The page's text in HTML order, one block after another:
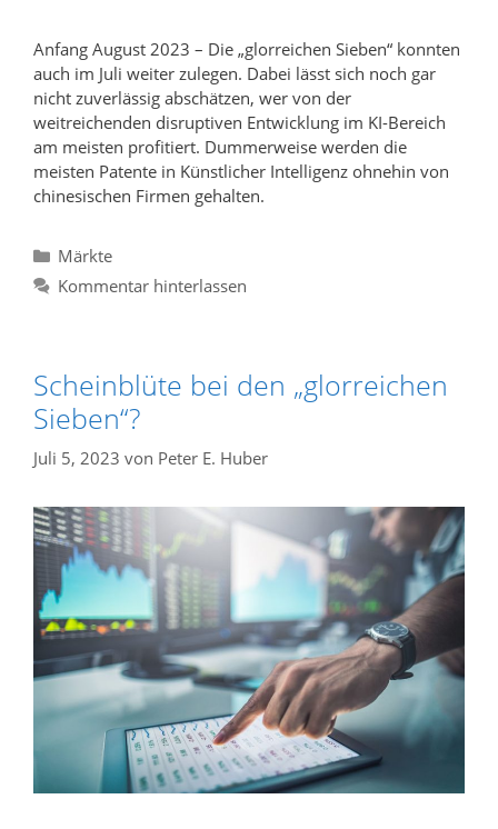
Anfang August 2023 – Die „glorreichen Sieben“ konnten
auch im Juli weiter zulegen. Dabei lässt sich noch gar
nicht zuverlässig abschätzen, wer von der
weitreichenden disruptiven Entwicklung im KI-Bereich
am meisten profitiert. Dummerweise werden die
meisten Patente in Künstlicher Intelligenz ohnehin von
chinesischen Firmen gehalten.
Kategorien
Märkte
Kommentar hinterlassen
Scheinblüte bei den „glorreichen
Sieben“?
Juli 5, 2023 von Peter E. Huber